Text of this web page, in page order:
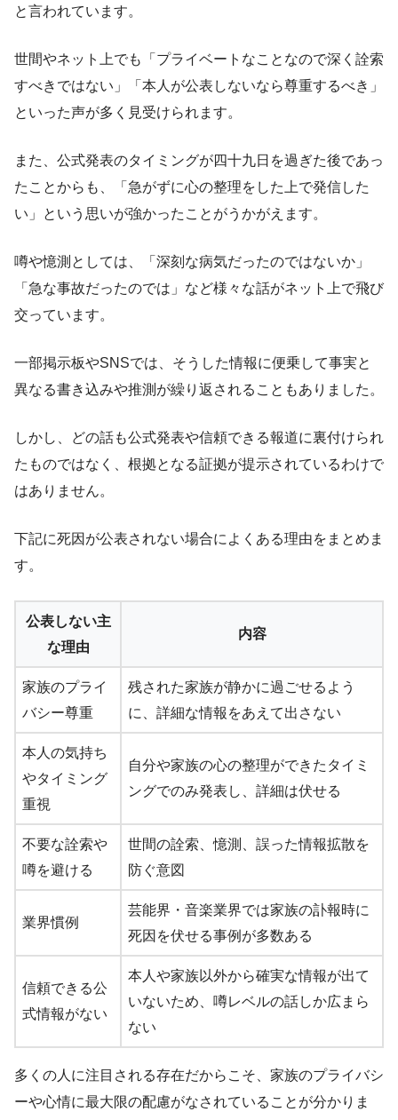
と言われています。
世間やネット上でも「プライベートなことなので深く詮索
すべきではない」「本人が公表しないなら尊重するべき」
といった声が多く見受けられます。
また、公式発表のタイミングが四十九日を過ぎた後であっ
たことからも、「急がずに心の整理をした上で発信した
い」という思いが強かったことがうかがえます。
噂や憶測としては、「深刻な病気だったのではないか」
「急な事故だったのでは」など様々な話がネット上で飛び
交っています。
一部掲示板やSNSでは、そうした情報に便乗して事実と
異なる書き込みや推測が繰り返されることもありました。
しかし、どの話も公式発表や信頼できる報道に裏付けられ
たものではなく、根拠となる証拠が提示されているわけで
はありません。
下記に死因が公表されない場合によくある理由をまとめま
す。
公表しない主
な理由
内容
家族のプライ
バシー尊重
残された家族が静かに過ごせるよう
に、詳細な情報をあえて出さない
本人の気持ち
やタイミング
重視
自分や家族の心の整理ができたタイミ
ングでのみ発表し、詳細は伏せる
不要な詮索や
噂を避ける
世間の詮索、憶測、誤った情報拡散を
防ぐ意図
業界慣例
芸能界・音楽業界では家族の訃報時に
死因を伏せる事例が多数ある
信頼できる公
式情報がない
本人や家族以外から確実な情報が出て
いないため、噂レベルの話しか広まら
ない
多くの人に注目される存在だからこそ、家族のプライバシ
ーや心情に最大限の配慮がなされていることが分かりま